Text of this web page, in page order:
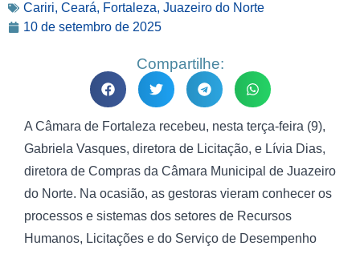
Cariri, Ceará, Fortaleza, Juazeiro do Norte
10 de setembro de 2025
Compartilhe:
A Câmara de Fortaleza recebeu, nesta terça-feira (9),
Gabriela Vasques, diretora de Licitação, e Lívia Dias,
diretora de Compras da Câmara Municipal de Juazeiro
do Norte. Na ocasião, as gestoras vieram conhecer os
processos e sistemas dos setores de Recursos
Humanos, Licitações e do Serviço de Desempenho